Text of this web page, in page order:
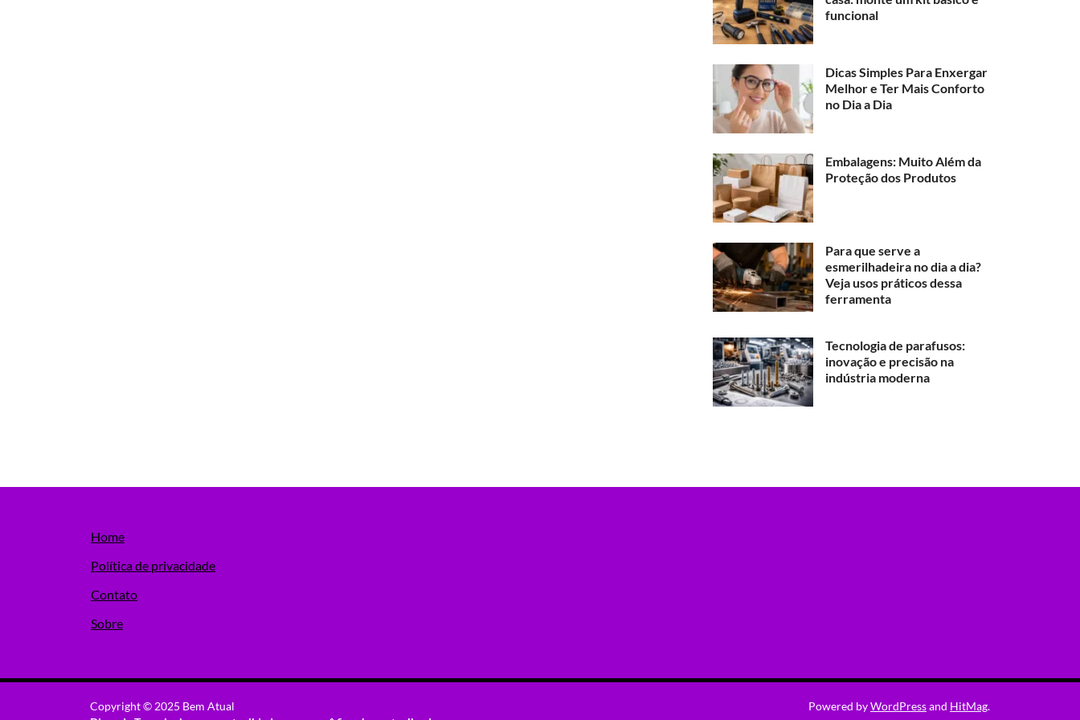
funcional
Dicas Simples Para Enxergar
Melhor e Ter Mais Conforto
no Dia a Dia
Embalagens: Muito Além da
Proteção dos Produtos
Para que serve a
esmerilhadeira no dia a dia?
Veja usos práticos dessa
ferramenta
Tecnologia de parafusos:
inovação e precisão na
indústria moderna
Home
Política de privacidade
Contato
Sobre
Copyright © 2025 Bem Atual
Powered byWordPressand HitMag.